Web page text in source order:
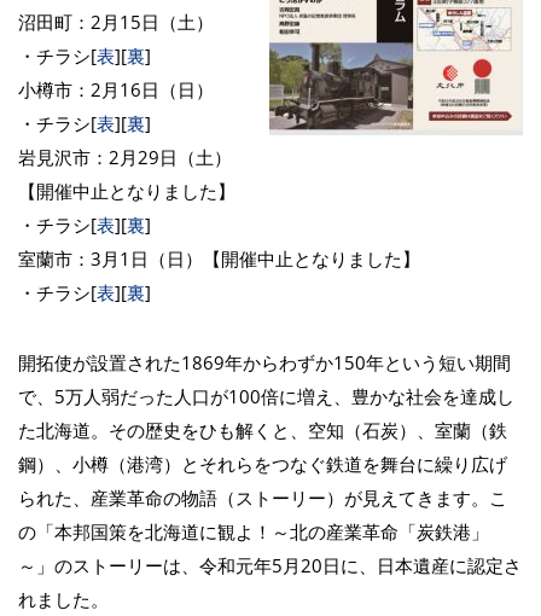
沼田町：2月15日（土）
・チラシ[表][裏]
小樽市：2月16日（日）
・チラシ[表][裏]
岩見沢市：2月29日（土）
【開催中止となりました】
・チラシ[表][裏]
室蘭市：3月1日（日）【開催中止となりました】
・チラシ[表][裏]
開拓使が設置された1869年からわずか150年という短い期間
で、5万人弱だった人口が100倍に増え、豊かな社会を達成し
た北海道。その歴史をひも解くと、空知（石炭）、室蘭（鉄
鋼）、小樽（港湾）とそれらをつなぐ鉄道を舞台に繰り広げ
られた、産業革命の物語（ストーリー）が見えてきます。こ
の「本邦国策を北海道に観よ！～北の産業革命「炭鉄港」
～」のストーリーは、令和元年5月20日に、日本遺産に認定さ
れました。